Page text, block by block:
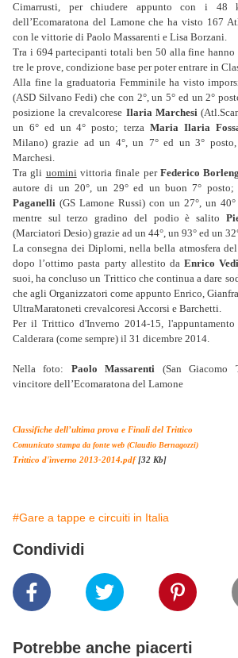
Cimarrusti, per chiudere appunto con i 48
dell’Ecomaratona del Lamone che ha visto 167
con le vittorie di Paolo Massarenti e Lisa Borzani.
Tra i 694 partecipanti totali ben 50 alla fine hanno
tre le prove, condizione base per poter entrare in
Alla fine la graduatoria Femminile ha visto
(ASD Silvano Fedi) che con 2°, un 5° ed un 2°
posizione la crevalcorese Ilaria Marchesi
un 6° ed un 4° posto; terza Maria Ilaria
Milano) grazie ad un 4°, un 7° ed un 3°
Marchesi.
Tra gli uominivittoria finale perFederico
autore di un 20°, un 29° ed un buon 7° posto;
Paganelli (GS Lamone Russi) con un 27°, un
mentre sul terzo gradino del podio è salito
(Marciatori Desio) grazie ad un 44°, un 93° ed un
La consegna dei Diplomi, nella bella atmosfera
dopo l’ottimo pasta party allestito daEnrico
suoi, ha concluso un Trittico che continua a dare
che agli Organizzatori come appunto Enrico,
UltraMaratoneti crevalcoresi Accorsi e Barchetti.
Per il Trittico d'Inverno 2014-15,
Calderara (come sempre) il 31 dicembre 2014.
Nella foto: Paolo Massarenti (San Giacomo
vincitore dell’Ecomaratona del Lamone
Classifiche dell’ultima prova e Finali del Trittico
Comunicato stampa da fonte web (Claudio Bernagozzi)
Trittico d'ìnverno 2013-2014.pdf[32 Kb]
#Gare a tappe e circuiti in Italia
Condividi
Potrebbe anche piacerti